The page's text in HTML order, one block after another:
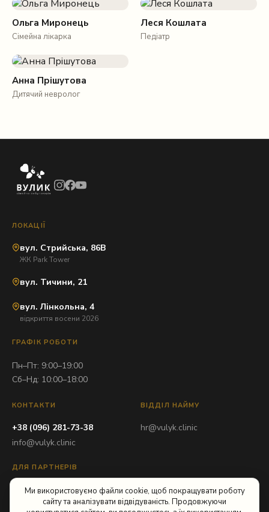
Ольга Миронець
Сімейна лікарка
Леся Кошлата
Педіатр
Анна Прішутова
Дитячий невролог
ЛОКАЦІЇ
вул. Стрийська, 86В
ЖК Park Tower
вул. Тичини, 21
вул. Лінкольна, 4
відкриття восени 2026
ГРАФІК РОБОТИ
Пн–Пт: 9:00–19:00
Сб–Нд: 10:00–18:00
КОНТАКТИ
+38 (096) 281-73-38
info@vulyk.clinic
ВІДДІЛ НАЙМУ
hr@vulyk.clinic
ДЛЯ ПАРТНЕРІВ
partner@vulyk.clinic
Ми використовуємо файли cookie, щоб покращувати роботу
сайту та аналізувати відвідуваність. Продовжуючи